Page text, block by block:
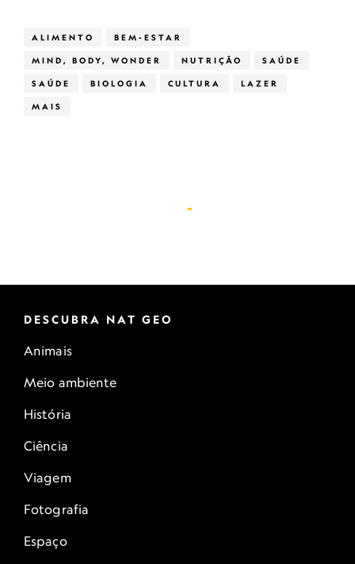
ALIMENTO BEM-ESTAR
MIND, BODY, WONDER NUTRIÇÃO SAÚDE
SAÚDE BIOLOGIA CULTURA LAZER
MAIS
DESCUBRA NAT GEO
Animais
Meio ambiente
História
Ciência
Viagem
Fotografia
Espaço